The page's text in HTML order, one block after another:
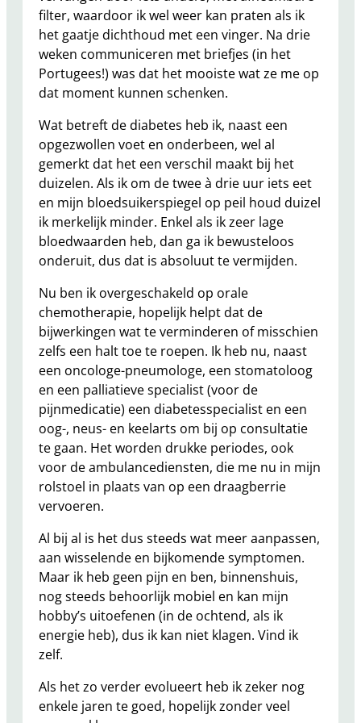
filter, waardoor ik wel weer kan praten als ik
het gaatje dichthoud met een vinger. Na drie
weken communiceren met briefjes (in het
Portugees!) was dat het mooiste wat ze me op
dat moment kunnen schenken.
Wat betreft de diabetes heb ik, naast een
opgezwollen voet en onderbeen, wel al
gemerkt dat het een verschil maakt bij het
duizelen. Als ik om de twee à drie uur iets eet
en mijn bloedsuikerspiegel op peil houd duizel
ik merkelijk minder. Enkel als ik zeer lage
bloedwaarden heb, dan ga ik bewusteloos
onderuit, dus dat is absoluut te vermijden.
Nu ben ik overgeschakeld op orale
chemotherapie, hopelijk helpt dat de
bijwerkingen wat te verminderen of misschien
zelfs een halt toe te roepen. Ik heb nu, naast
een oncologe-pneumologe, een stomatoloog
en een palliatieve specialist (voor de
pijnmedicatie) een diabetesspecialist en een
oog-, neus- en keelarts om bij op consultatie
te gaan. Het worden drukke periodes, ook
voor de ambulancediensten, die me nu in mijn
rolstoel in plaats van op een draagberrie
vervoeren.
Al bij al is het dus steeds wat meer aanpassen,
aan wisselende en bijkomende symptomen.
Maar ik heb geen pijn en ben, binnenshuis,
nog steeds behoorlijk mobiel en kan mijn
hobby’s uitoefenen (in de ochtend, als ik
energie heb), dus ik kan niet klagen. Vind ik
zelf.
Als het zo verder evolueert heb ik zeker nog
enkele jaren te goed, hopelijk zonder veel